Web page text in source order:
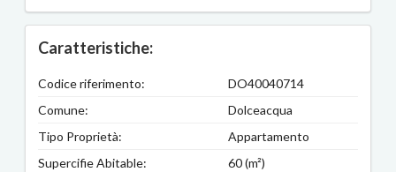
Caratteristiche:
Codice riferimento:
DO40040714
Comune:
Dolceacqua
Tipo Proprietà:
Appartamento
Supercifie Abitable:
60 (m²)